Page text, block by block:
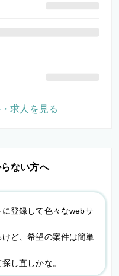
ない方へ
登録して色々なwebサ
ど、希望の案件は簡単
し直しかな。
求人を見る